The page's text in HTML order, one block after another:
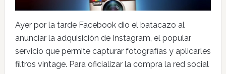
Ayer por la tarde Facebook dio el batacazo al
anunciar la adquisición de Instagram, el popular
servicio que permite capturar fotografías y aplicarles
filtros vintage. Para oficializar la compra la red social